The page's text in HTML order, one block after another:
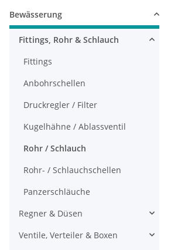
Bewässerung
Fittings, Rohr & Schlauch
Fittings
Anbohrschellen
Druckregler / Filter
Kugelhähne / Ablassventil
Rohr / Schlauch
Rohr- / Schlauchschellen
Panzerschläuche
Regner & Düsen
Ventile, Verteiler & Boxen